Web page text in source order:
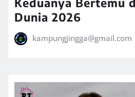
Dunia 2026
kampungjingga@gmail.com